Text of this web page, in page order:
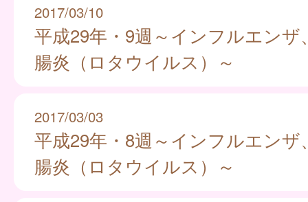
2017/03/10
平成29年・9週～インフルエンザ
腸炎（ロタウイルス）～
2017/03/03
平成29年・8週～インフルエンザ
腸炎（ロタウイルス）～